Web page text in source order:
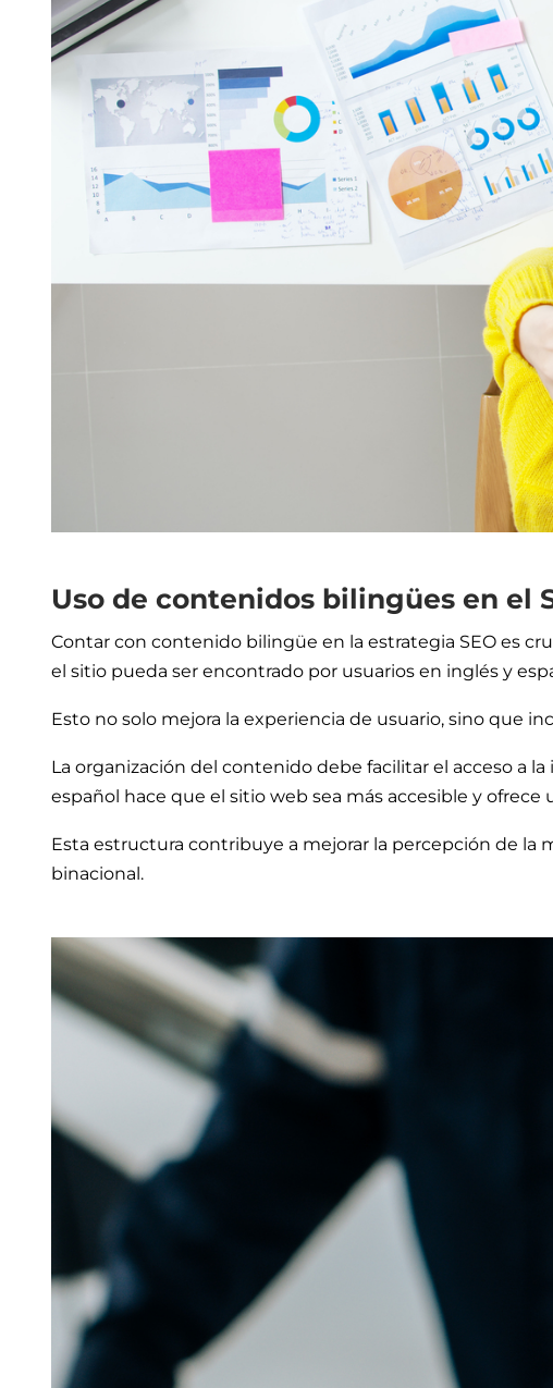
Uso de contenidos bilingües en el
Contar con contenido bilingüe en la estrategia SEO es
el sitio pueda ser encontrado por usuarios en inglés y
Esto no solo mejora la experiencia de usuario, sino que
La organización del contenido debe facilitar el acceso a
español hace que el sitio web sea más accesible y
Esta estructura contribuye a mejorar la percepción de la
binacional.